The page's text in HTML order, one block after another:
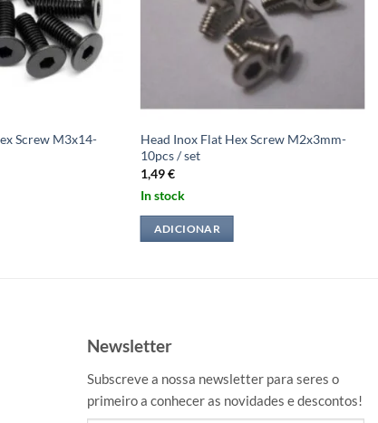
Screw M3x14-
Head Inox Flat Hex Screw M2x3mm-
10pcs / set
1,49€
In stock
ADICIONAR
Newsletter
Subscreve a nossa newsletter para seres o
primeiro a conhecer as novidades e descontos!